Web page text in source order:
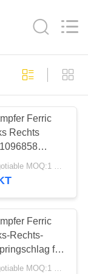
3756
1648
Ferric
Rechts
für
Price is negotiable MOQ:1 Stk
Ferric
Rechts-
für
Price is negotiable MOQ:1 Stk